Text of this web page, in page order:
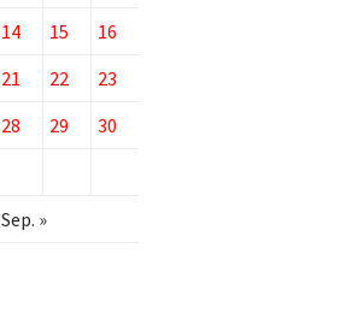
14 15
16
21 22
23
28 29
30
Sep. »